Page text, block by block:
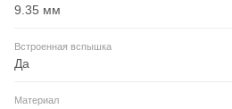
9.35 мм
Встроенная вспышка
Да
Материал